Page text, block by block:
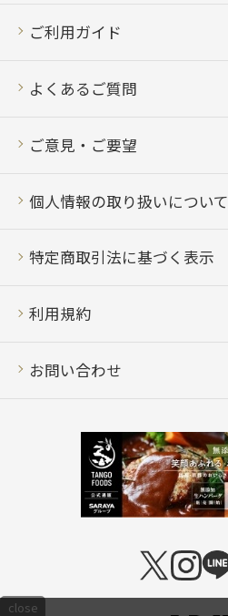
ご利用ガイド
よくあるご質問
ご意見・ご要望
個人情報の取り扱いについて
特定商取引法に基づく表示
利用規約
お問い合わせ
close